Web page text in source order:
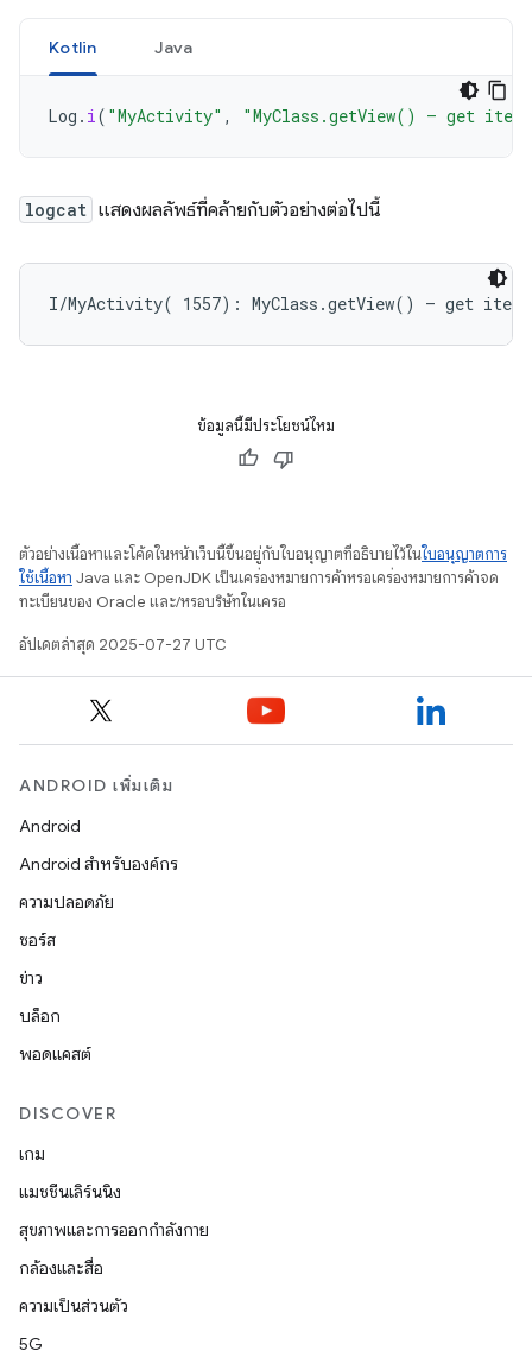
Kotlin Java
Log . i( "MyActivity" , "MyClass.getView() — get item
logcat แสดงผลลัพธ์ที่คล้ายกับตัวอย่างต่อไปนี้
ข้อมูลนี้มีประโยชน์ไหม
ตัวอย่างเนื้อหาและโค้ดในหน้าเว็บนี้ขึ้นอยู่กับใบอนุญาตที่อธิบายไว้ในใบอนุญาตการ
ใช้เนื้อหา Java และ OpenJDK เป็นเครื่องหมายการค้าหรือเครื่องหมายการค้าจด
ทะเบียนของ Oracle และ/หรือบริษัทในเครือ
อัปเดตล่าสุด 2025-07-27 UTC
ANDROID เพิ่มเติม
Android
Android สำหรับองค์กร
ความปลอดภัย
ซอร์ส
ข่าว
บล็อก
พอดแคสต์
DISCOVER
เกม
แมชชีนเลิร์นนิง
สุขภาพและการออกกำลังกาย
กล้องและสื่อ
ความเป็นส่วนตัว
5G